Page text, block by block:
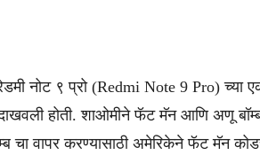
नोट ९ प्रो (Redmi Note 9 Pro) च्या
दाखवली होती. शाओमीने फॅट मॅन आणि अणू
चा वापर करण्यासाठी अमेरिकेने फॅट मॅन